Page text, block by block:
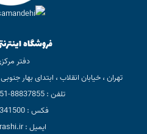
فروشگاه
دفتر
تهران ، خیابان انقلاب ، ابتدای بهار
تلفن : 88837855-88835851(021)
فکس : 88341500(021)
ایمیل : info@orashi.ir